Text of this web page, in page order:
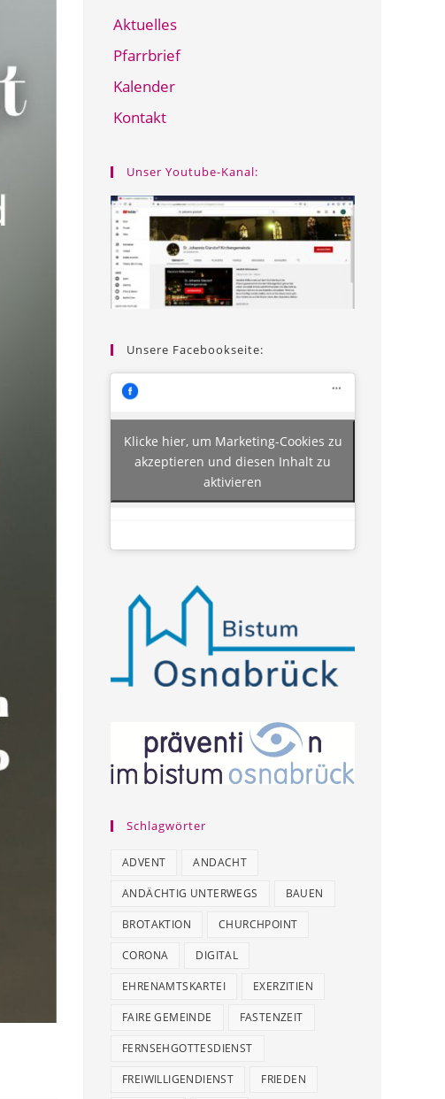
Aktuelles
Pfarrbrief
Kalender
Kontakt
Unser Youtube-Kanal:
Unsere Facebookseite:
Klicke hier, um Marketing-Cookies zu
akzeptieren und diesen Inhalt zu
aktivieren
Schlagwörter
ADVENT ANDACHT
ANDÄCHTIG UNTERWEGS BAUEN
BROTAKTION CHURCHPOINT
CORONA DIGITAL
EHRENAMTSKARTEI EXERZITIEN
FAIRE GEMEINDE FASTENZEIT
FERNSEHGOTTESDIENST
FREIWILLIGENDIENST FRIEDEN